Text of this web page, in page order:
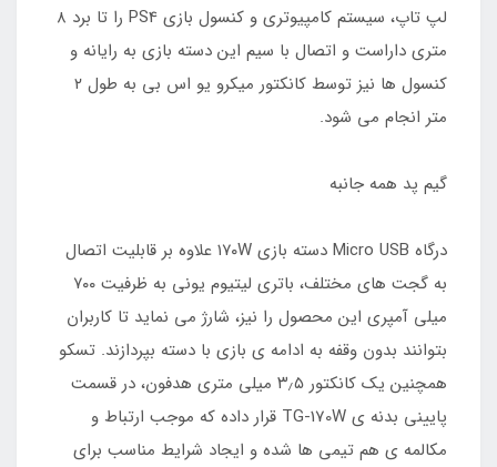
لپ تاپ، سیستم کامپیوتری و کنسول بازی PS4 را تا برد ۸
متری داراست و اتصال با سیم این دسته بازی به رایانه و
کنسول ها نیز توسط کانکتور میکرو یو اس بی به طول ۲
متر انجام می شود.
گیم پد همه جانبه
درگاه Micro USB دسته بازی ۱۷۰W علاوه بر قابلیت اتصال
به گجت های مختلف، باتری لیتیوم یونی به ظرفیت ۷۰۰
میلی آمپری این محصول را نیز، شارژ می نماید تا کاربران
بتوانند بدون وقفه به ادامه ی بازی با دسته بپردازند. تسکو
همچنین یک کانکتور ۳٫۵ میلی متری هدفون، در قسمت
پایینی بدنه ی TG-170W قرار داده که موجب ارتباط و
مکالمه ی هم تیمی ها شده و ایجاد شرایط مناسب برای